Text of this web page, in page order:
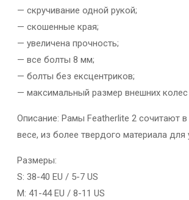
— скручивание одной рукой;
— скошенные края;
— увеличена прочность;
— все болты 8 мм;
— болты без ексцентриков;
— максимальный размер внешних
Описание: Рамы Featherlite 2 сочитают
весе, из более твердого материала
Размеры:
S: 38-40 EU / 5-7 US
M: 41-44 EU / 8-11 US